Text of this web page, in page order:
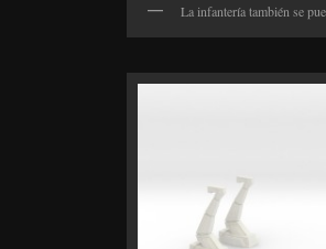
La infantería también se